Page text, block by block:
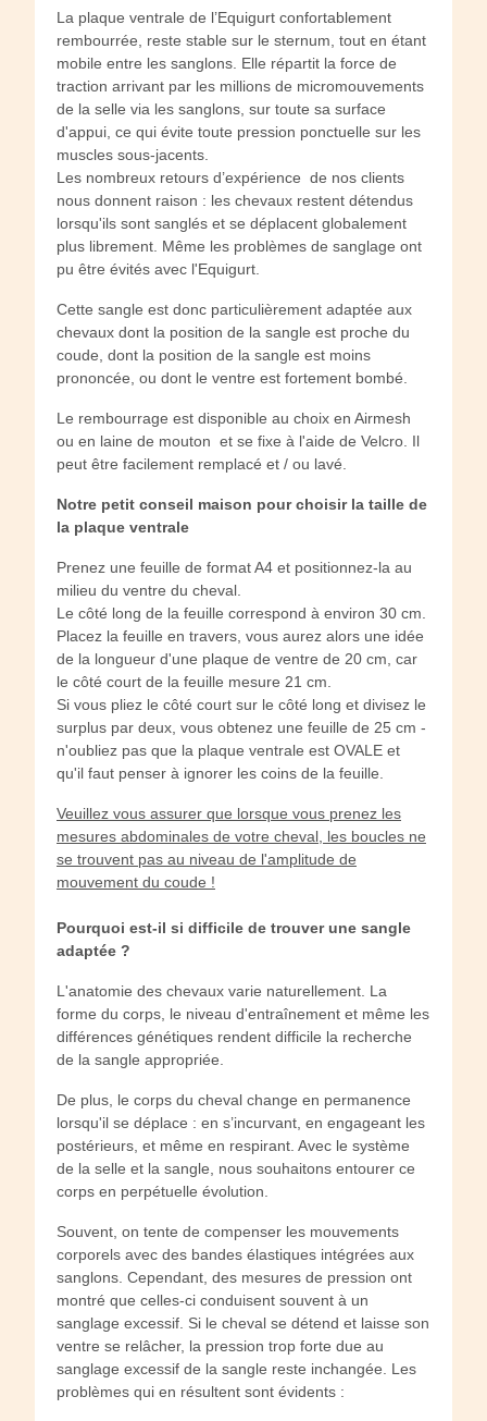
La plaque ventrale de l’Equigurt confortablement
rembourrée, reste stable sur le sternum, tout en étant
mobile entre les sanglons. Elle répartit la force de
traction arrivant par les millions de micromouvements
de la selle via les sanglons, sur toute sa surface
d'appui, ce qui évite toute pression ponctuelle sur les
muscles sous-jacents.
Les nombreux retours d’expérience de nos clients
nous donnent raison : les chevaux restent détendus
lorsqu'ils sont sanglés et se déplacent globalement
plus librement. Même les problèmes de sanglage ont
pu être évités avec l'Equigurt.
Cette sangle est donc particulièrement adaptée aux
chevaux dont la position de la sangle est proche du
coude, dont la position de la sangle est moins
prononcée, ou dont le ventre est fortement bombé.
Le rembourrage est disponible au choix en Airmesh
ou en laine de mouton et se fixe à l'aide de Velcro. Il
peut être facilement remplacé et / ou lavé.
Notre petit conseil maison pour choisir la taille de
la plaque ventrale
Prenez une feuille de format A4 et positionnez-la au
milieu du ventre du cheval.
Le côté long de la feuille correspond à environ 30 cm.
Placez la feuille en travers, vous aurez alors une idée
de la longueur d'une plaque de ventre de 20 cm, car
le côté court de la feuille mesure 21 cm.
Si vous pliez le côté court sur le côté long et divisez le
surplus par deux, vous obtenez une feuille de 25 cm -
n'oubliez pas que la plaque ventrale est OVALE et
qu'il faut penser à ignorer les coins de la feuille.
Veuillez vous assurer que lorsque vous prenez les
mesures abdominales de votre cheval, les boucles ne
se trouvent pas au niveau de l'amplitude de
mouvement du coude !
Pourquoi est-il si difficile de trouver une sangle
adaptée ?
L'anatomie des chevaux varie naturellement. La
forme du corps, le niveau d'entraînement et même les
différences génétiques rendent difficile la recherche
de la sangle appropriée.
De plus, le corps du cheval change en permanence
lorsqu'il se déplace : en s’incurvant, en engageant les
postérieurs, et même en respirant. Avec le système
de la selle et la sangle, nous souhaitons entourer ce
corps en perpétuelle évolution.
Souvent, on tente de compenser les mouvements
corporels avec des bandes élastiques intégrées aux
sanglons. Cependant, des mesures de pression ont
montré que celles-ci conduisent souvent à un
sanglage excessif. Si le cheval se détend et laisse son
ventre se relâcher, la pression trop forte due au
sanglage excessif de la sangle reste inchangée. Les
problèmes qui en résultent sont évidents :